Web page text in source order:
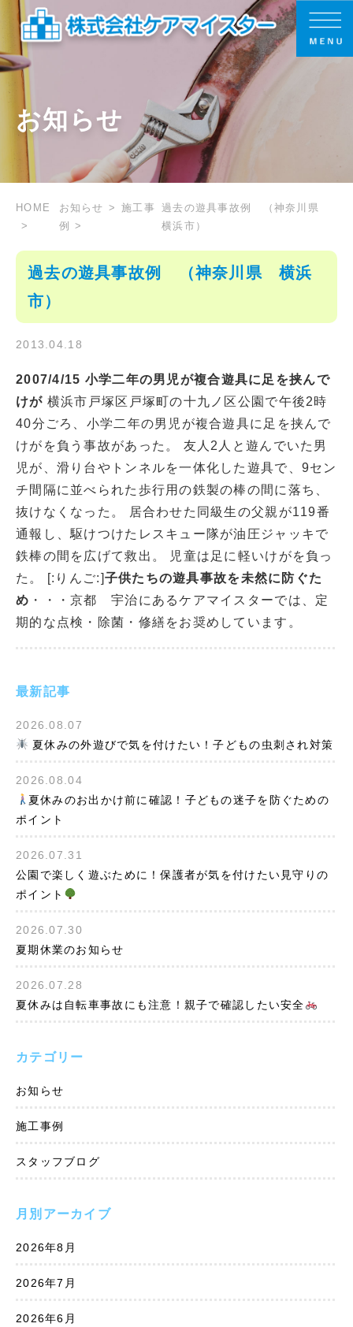
お知らせ
HOME お知らせ
施工事
例
過去の遊具事故例 （神奈川県
横浜市）
最新記事
2026.08.07
夏休みの外遊びで気を付けたい！子どもの虫刺され対策
2026.08.04
夏休みのお出かけ前に確認！子どもの迷子を防ぐための
ポイント
2026.07.31
公園で楽しく遊ぶために！保護者が気を付けたい見守りの
ポイント
2026.07.30
夏期休業のお知らせ
2026.07.28
夏休みは自転車事故にも注意！親子で確認したい安全
カテゴリー
お知らせ
施工事例
スタッフブログ
月別アーカイブ
2026年8月
2026年7月
2026年6月
過去の遊具事故例 （神奈川県 横浜
市）
2013.04.18
2007/4/15 小学二年の男児が複合遊具に足を挟んで
けが 横浜市戸塚区戸塚町の十九ノ区公園で午後2時
40分ごろ、小学二年の男児が複合遊具に足を挟んで
けがを負う事故があった。 友人2人と遊んでいた男
児が、滑り台やトンネルを一体化した遊具で、9セン
チ間隔に並べられた歩行用の鉄製の棒の間に落ち、
抜けなくなった。 居合わせた同級生の父親が119番
通報し、駆けつけたレスキュー隊が油圧ジャッキで
鉄棒の間を広げて救出。 児童は足に軽いけがを負っ
た。 [:りんご:]子供たちの遊具事故を未然に防ぐた
め ・・・京都 宇治にあるケアマイスターでは、定
期的な点検・除菌・修繕をお奨めしています。